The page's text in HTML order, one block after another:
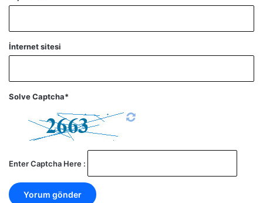
İnternet sitesi
Solve Captcha*
Enter Captcha Here :